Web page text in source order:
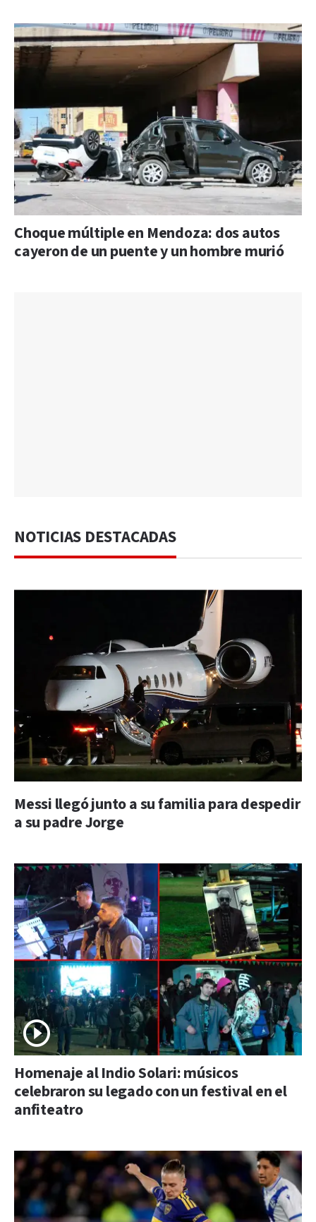
Choque múltiple en Mendoza: dos autos
cayeron de un puente y un hombre murió
NOTICIAS DESTACADAS
Messi llegó junto a su familia para despedir
a su padre Jorge
Homenaje al Indio Solari: músicos
celebraron su legado con un festival en el
anfiteatro